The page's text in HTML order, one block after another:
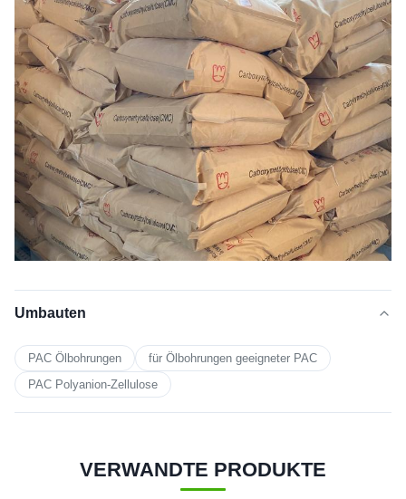
Umbauten
PAC Ölbohrungen
für Ölbohrungen geeigneter PAC
PAC Polyanion-Zellulose
VERWANDTE PRODUKTE